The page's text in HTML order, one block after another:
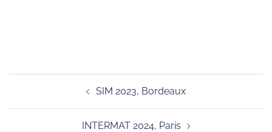
SIM 2023, Bordeaux
INTERMAT 2024, Paris